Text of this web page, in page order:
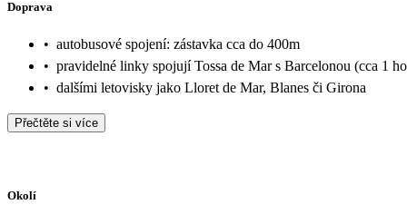
Doprava
• autobusové spojení: zástavka cca do 400m
• pravidelné linky spojují Tossa de Mar s Barcelonou (cca 1
• dalšími letovisky jako Lloret de Mar, Blanes či Girona
Přečtěte si více
Okolí